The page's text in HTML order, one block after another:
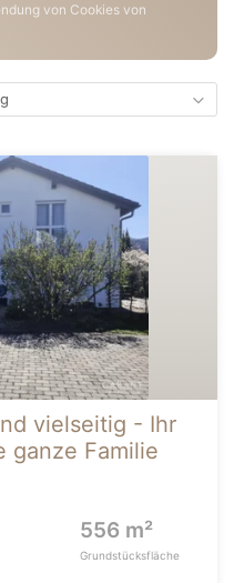
von Cookies von
vielseitig - Ihr
ganze Familie
556 m²
Grundstücksfläche